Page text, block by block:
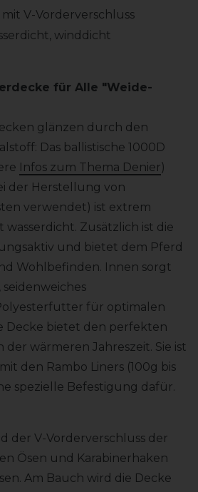
V-Vorderverschluss
winddicht
für Alle "Weide-
glänzen durch den
Das ballistische 1000D
Infos zum Thema Denier)
der Herstellung von
verwendet) ist extrem
Zusätzlich ist die
und bietet dem Pferd
Wohlbefinden. Innen sorgt
für optimalen
Decke bietet den perfekten
der wärmeren Jahreszeit. Sie ist
den Rambo Liners (100g bis
spezielle Befestigung dafür.
der V-Vorderverschluss der
Ösen und Karabinerhaken
Am Bauch wird die Decke